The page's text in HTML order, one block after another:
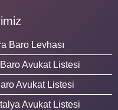
Baro Levhası
Avukat Listesi
Avukat Listesi
Avukat Listesi